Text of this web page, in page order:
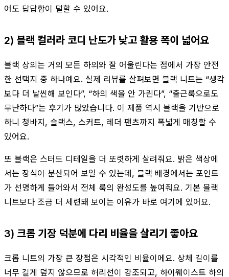
어도 답답함이 덜할 수 있어요.
2) 블랙 컬러라 코디 난도가 낮고 활용 폭이 넓어요
블랙 상의는 거의 모든 하의와 잘 어울린다는 점에서 가장 안전
한 선택지 중 하나예요. 실제 리뷰를 살펴보면 블랙 니트는 “생각
보다 더 날씬해 보인다”, “하의 색을 안 가린다”, “출근룩으로도
무난하다”는 후기가 많았습니다. 이 제품 역시 블랙을 기반으로
하니 청바지, 슬랙스, 스커트, 레더 팬츠까지 폭넓게 매칭할 수
있어요.
또 블랙은 스터드 디테일을 더 또렷하게 살려줘요. 밝은 색상에
서는 장식이 분산되어 보일 수 있는데, 블랙 배경에서는 포인트
가 선명하게 들어와서 전체 룩의 완성도를 높여줘요. 기본 블랙
니트보다 조금 더 세련돼 보이는 이유가 바로 여기에 있어요.
3) 크롭 기장 덕분에 다리 비율을 살리기 좋아요
크롭 니트의 가장 큰 장점은 시각적인 비율이에요. 상체 길이를
너무 길게 덮지 않으므로 허리선이 강조되고, 하이웨이스트 하의